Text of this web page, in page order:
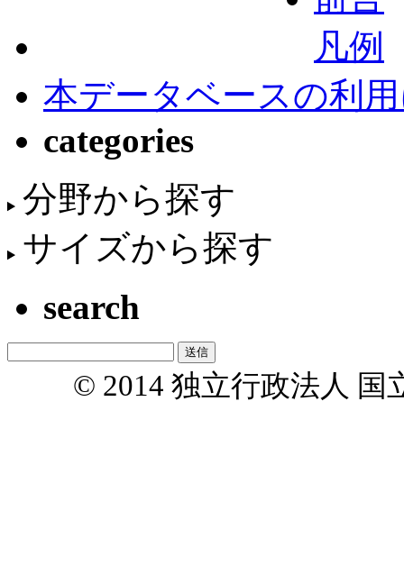
凡例
本データベースの利
categories
分野から探す
サイズから探す
search
© 2014 独立行政法人 国